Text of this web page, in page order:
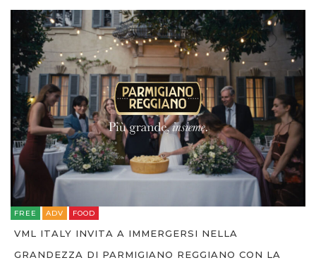
FREE ADV FOOD
VML ITALY INVITA A IMMERGERSI NELLA
GRANDEZZA DI PARMIGIANO REGGIANO CON LA